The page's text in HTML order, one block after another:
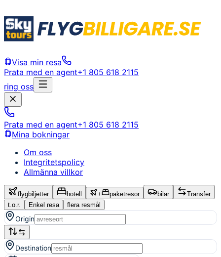
Visa min resa
Prata med en agent+1 805 618 2115
ring oss
Prata med en agent+1 805 618 2115
Mina bokningar
Om oss
Integritetspolicy
Allmänna villkor
flygbiljetter hotell + paketresor bilar
Transfer
t.o.r.
Enkel resa flera resmål
Origin
Destination